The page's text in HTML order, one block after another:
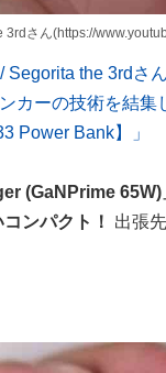
さん(https://
Segorita the 3rdさ
カーの技術を結
Power Bank】」
(GaNPrime
ンパクト！ 出張